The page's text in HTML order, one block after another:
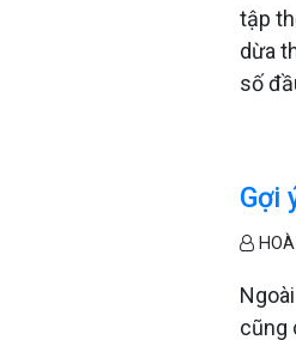
tập
dừa
số
Gợi
cũng